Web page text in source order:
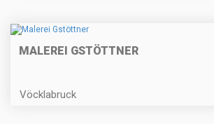
MALEREI GSTÖTTNER
Vöcklabruck